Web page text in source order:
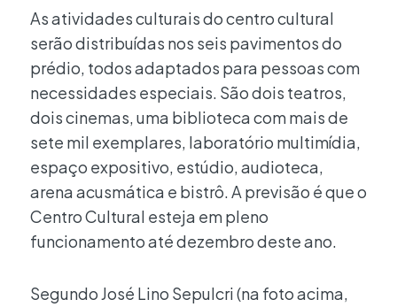
As atividades culturais do centro cultural
serão distribuídas nos seis pavimentos do
prédio, todos adaptados para pessoas com
necessidades especiais. São dois teatros,
dois cinemas, uma biblioteca com mais de
sete mil exemplares, laboratório multimídia,
espaço expositivo, estúdio, audioteca,
arena acusmática e bistrô. A previsão é que o
Centro Cultural esteja em pleno
funcionamento até dezembro deste ano.
Segundo José Lino Sepulcri (na foto acima,